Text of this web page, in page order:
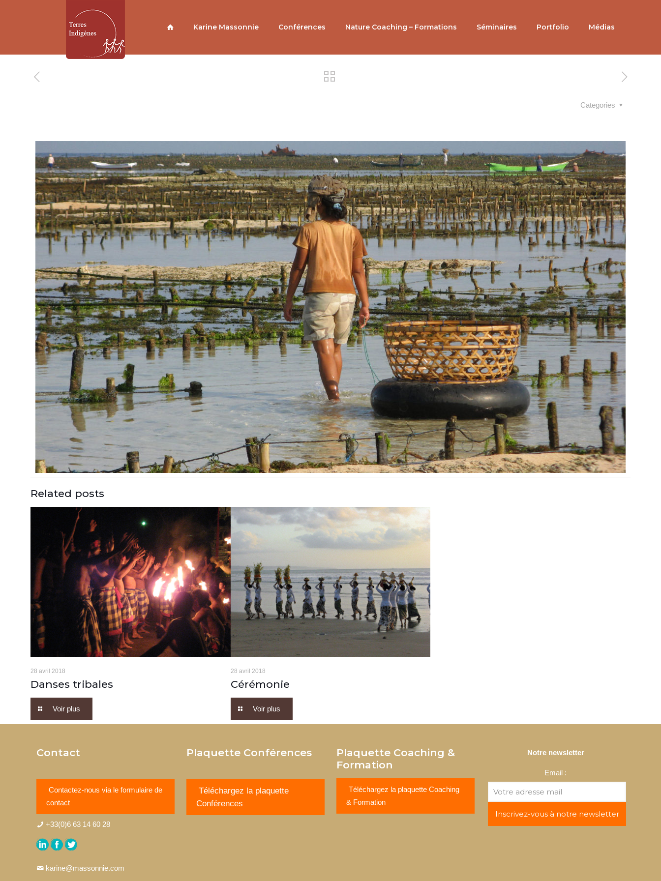
Karine Massonnie Conférences Nature Coaching – Formations Séminaires Portfolio Médias
Categories
Related posts
28 avril 2018
Danses tribales
Voir plus
28 avril 2018
Cérémonie
Voir plus
Contact
Contactez-nous via le formulaire de
contact
+33(0)6 63 14 60 28
karine@massonnie.com
Plaquette Conférences
Téléchargez la plaquette
Conférences
Plaquette Coaching &
Formation
Téléchargez la plaquette Coaching
& Formation
Notre newsletter
Email :